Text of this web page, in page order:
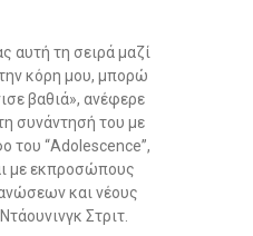
αυτή τη σειρά μαζί
κόρη μου, μπορώ
βαθιά», ανέφερε
συνάντησή του με
του “Adolescence”,
με εκπροσώπους
και νέους
Στριτ.